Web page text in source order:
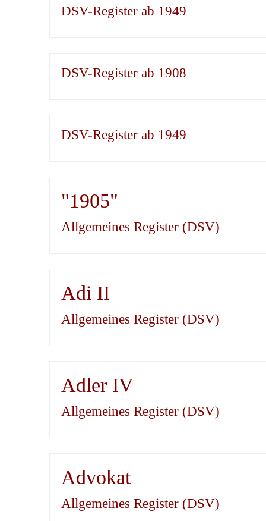
DSV-Register ab 1949
DSV-Register ab 1908
DSV-Register ab 1949
"1905"
Allgemeines Register (DSV)
Adi II
Allgemeines Register (DSV)
Adler IV
Allgemeines Register (DSV)
Advokat
Allgemeines Register (DSV)